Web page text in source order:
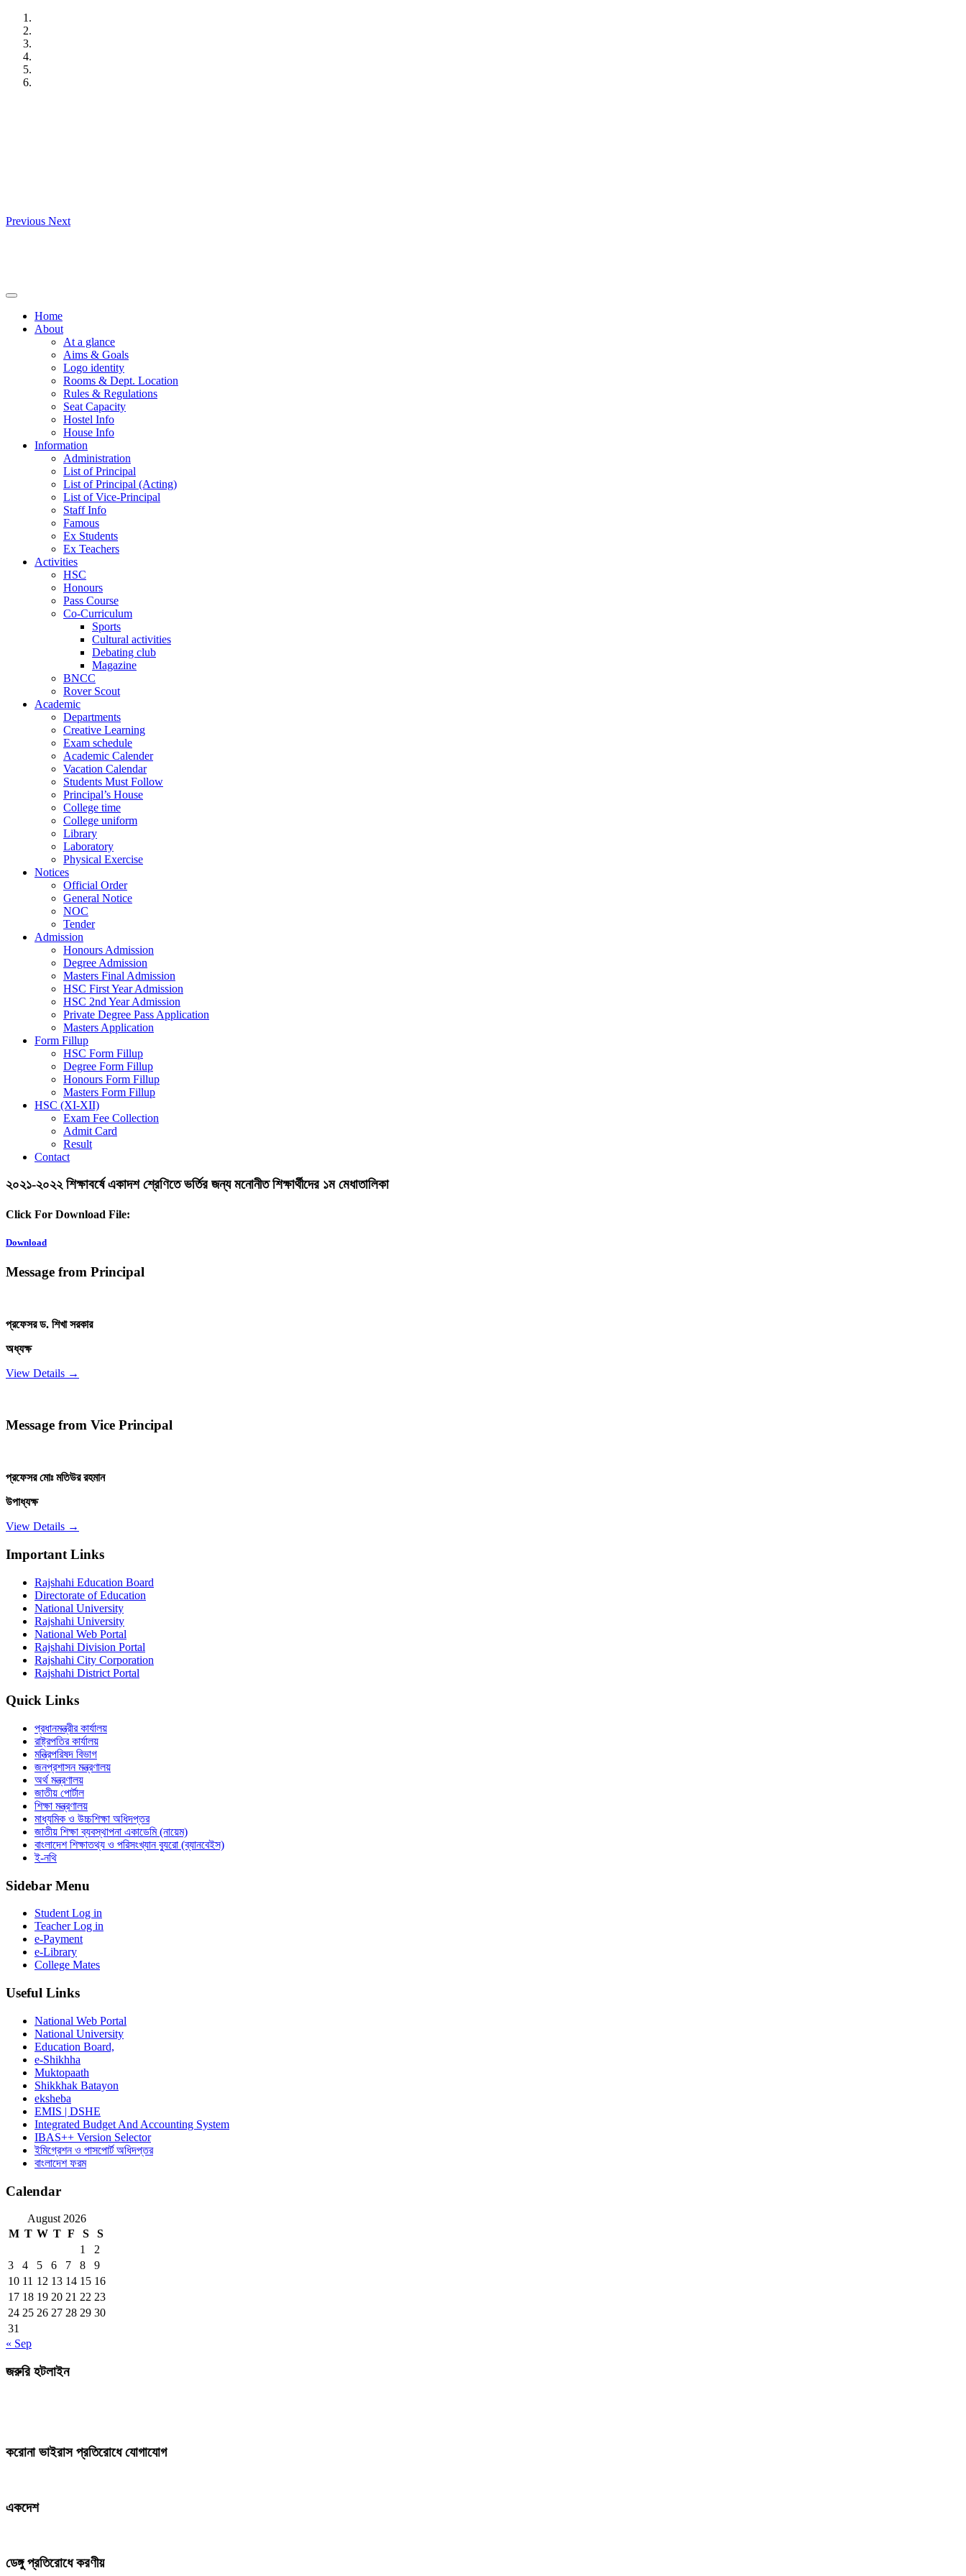
Skip
content
Previous Next
Home
About
At a glance
Aims & Goals
Logo identity
Rooms & Dept. Location
Rules & Regulations
Seat Capacity
Hostel Info
House Info
Information
Administration
List of Principal
List of Principal (Acting)
List of Vice-Principal
Staff Info
Famous
Ex Students
Ex Teachers
Activities
HSC
Honours
Pass Course
Co-Curriculum
Sports
Cultural activities
Debating club
Magazine
BNCC
Rover Scout
Academic
Departments
Creative Learning
Exam schedule
Academic Calender
Vacation Calendar
Students Must Follow
Principal’s House
College time
College uniform
Library
Laboratory
Physical Exercise
Notices
Official Order
General Notice
NOC
Tender
Admission
Honours Admission
Degree Admission
Masters Final Admission
HSC First Year Admission
HSC 2nd Year Admission
Private Degree Pass Application
Masters Application
Form Fillup
HSC Form Fillup
Degree Form Fillup
Honours Form Fillup
Masters Form Fillup
HSC (XI-XII)
Exam Fee Collection
Admit Card
Result
Contact
২০২১-২০২২ শিক্ষাবর্ষে একাদশ শ্রেণিতে ভর্তির জন্য মনোনীত শিক্ষার্থীদের ১ম মেধাতালিকা
Click For Download File:
Download
Message from Principal
প্রফেসর ড. শিখা সরকার
অধ্যক্ষ
View Details →
Message from Vice Principal
প্রফেসর মোঃ মতিউর রহমান
উপাধ্যক্ষ
View Details →
Important Links
Rajshahi Education Board
Directorate of Education
National University
Rajshahi University
National Web Portal
Rajshahi Division Portal
Rajshahi City Corporation
Rajshahi District Portal
Quick Links
প্রধানমন্ত্রীর কার্যালয়
রাষ্ট্রপতির কার্যালয়
মন্ত্রিপরিষদ বিভাগ
জনপ্রশাসন মন্ত্রণালয়
অর্থ মন্ত্রণালয়
জাতীয় পোর্টাল
শিক্ষা মন্ত্রণালয়
মাধ্যমিক ও উচ্চশিক্ষা অধিদপ্তর
জাতীয় শিক্ষা ব্যবস্থাপনা একাডেমি (নায়েম)
বাংলাদেশ শিক্ষাতথ্য ও পরিসংখ্যান ব্যুরো (ব্যানবেইস)
ই-নথি
Sidebar Menu
Student Log in
Teacher Log in
e-Payment
e-Library
College Mates
Useful Links
National Web Portal
National University
Education Board,
e-Shikhha
Muktopaath
Shikkhak Batayon
eksheba
EMIS | DSHE
Integrated Budget And Accounting System
IBAS++ Version Selector
ইমিগ্রেশন ও পাসপোর্ট অধিদপ্তর
বাংলাদেশ ফরম
Calendar
August 2026
M T W T F S
S
1
2
3
4 5 6 7 8
9
10 11 12 13 14 15 16
17 18 19 20 21 22 23
24 25 26 27 28 29 30
31
« Sep
জরুরি হটলাইন
করোনা ভাইরাস প্রতিরোধে যোগাযোগ
একদেশ
ডেঙ্গু প্রতিরোধে করণীয়